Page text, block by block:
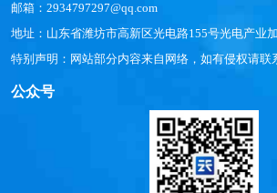
邮箱：2934797297@qq.com
地址：山东省潍坊市高新区光电路155号光电产业
特别声明：网站部分内容来自网络，如有侵权请联
公众号